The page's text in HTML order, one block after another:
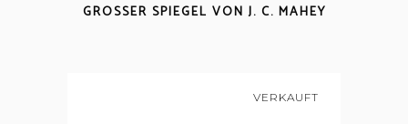
GROSSER SPIEGEL VON J. C. MAHEY
VERKAUFT